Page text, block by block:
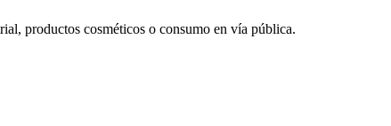
productos cosméticos o consumo en vía pública.